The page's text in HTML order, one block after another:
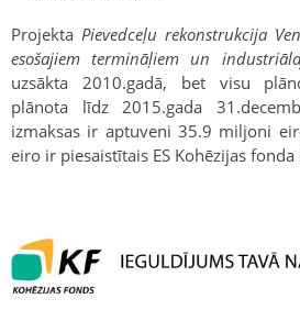
Projekta Pievedceļu rekonstrukcija
esošajiem termināļiem un
uzsākta 2010.gadā, bet visu
plānota līdz 2015.gada
izmaksas ir aptuveni 35.9 miljoni
eiro ir piesaistītais ES Kohēzijas